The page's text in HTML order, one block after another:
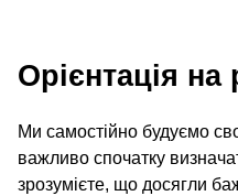
Орієнтація на
Ми самостійно будуємо
важливо спочатку
зрозумієте, що досягли